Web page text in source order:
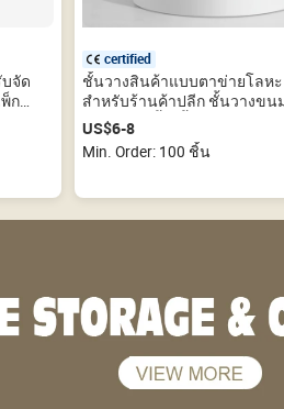
จัด
certified
ชั้นวางสินค้าแบบตาข่ายโลหะ
สำหรับร้านค้าปลีก ชั้นวางขน
แบบแขวนพื้น ชั้นวางสินค้าแ
ตะแกรงลวด
US$6-8
Min. Order: 100 ชิ้น